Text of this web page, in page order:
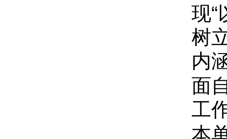
现“
树
内
面
工
本